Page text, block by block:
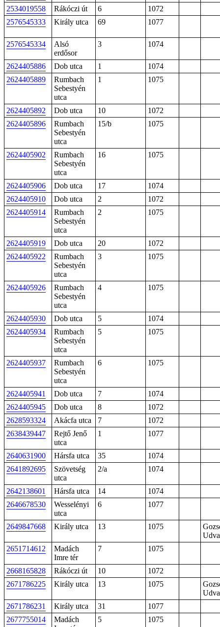
2534019558
Rákóczi út 6
1072
2576545333
Király utca 69 1077
2576545334
Alsó
erdősor
3 1074
2624405886 Dob utca 1
1074
2624405889
Rumbach
Sebestyén
utca
1 1075
2624405892 Dob utca 10
1072
2624405896
Rumbach
Sebestyén
utca
15/b 1075
2624405902
Rumbach
Sebestyén
utca
16 1075
2624405906 Dob utca 17
1074
2624405910
Dob utca 2
1072
2624405914
Rumbach
Sebestyén
utca
2 1075
2624405919 Dob utca 20
1072
2624405922
Rumbach
Sebestyén
utca
3 1075
2624405926
Rumbach
Sebestyén
utca
4 1075
2624405930 Dob utca 5
1074
2624405934
Rumbach
Sebestyén
utca
5 1075
2624405937
Rumbach
Sebestyén
utca
6 1075
2624405941 Dob utca 7
1074
2624405945
Dob utca 8
1072
2628593324
Akácfa utca 7
1072
2638439447
Rejtő Jenő
utca
1 1077
2640631900 Hársfa utca 35
1074
2641892695
Szövetség
utca
2/a 1074
2642138601 Hársfa utca 14
1074
2646678530
Wesselényi
utca
6 1077
2649847668 Király utca 13 1075
2651714612
Madách
Imre tér
7 1075
2668165828 Rákóczi út 10
1072
2671786225
Király utca 13 1075
2671786231
Király utca 31
1077
2677755014
Madách
5 1075